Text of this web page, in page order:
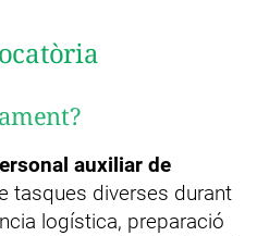
auxiliar de
tasques diverses durant
logística, preparació